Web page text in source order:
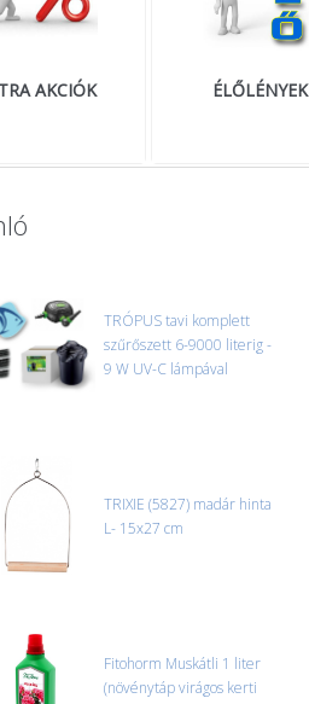
AKCIÓK ÉLŐLÉNYEK
TRÓPUS tavi komplett
szűrőszett 6-9000 literig -
9 W UV-C lámpával
TRIXIE (5827) madár hinta
L- 15x27 cm
Fitohorm Muskátli 1 liter
(növénytáp virágos kerti